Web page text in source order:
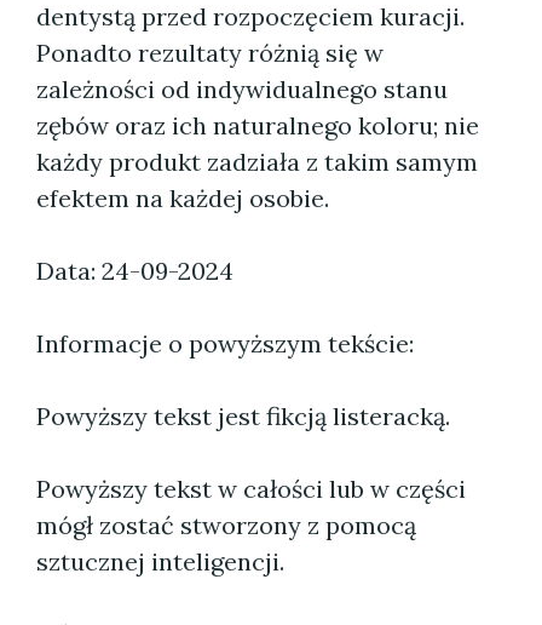
dentystą przed rozpoczęciem kuracji.
Ponadto rezultaty różnią się w
zależności od indywidualnego stanu
zębów oraz ich naturalnego koloru; nie
każdy produkt zadziała z takim samym
efektem na każdej osobie.
Data: 24-09-2024
Informacje o powyższym tekście:
Powyższy tekst jest fikcją listeracką.
Powyższy tekst w całości lub w części
mógł zostać stworzony z pomocą
sztucznej inteligencji.